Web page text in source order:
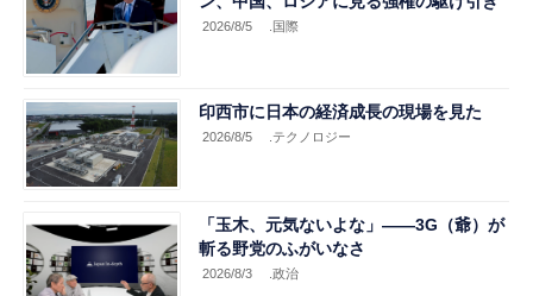
2026/8/5 .国際
印西市に日本の経済成長の現場を見た
2026/8/5 .テクノロジー
「玉木、元気ないよな」――3G（爺）が
斬る野党のふがいなさ
2026/8/3 .政治